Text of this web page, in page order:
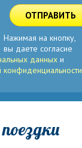
ОТПРАВИТЬ
Нажимая на кнопку,
вы даете согласие
данных и
конфиденциальности